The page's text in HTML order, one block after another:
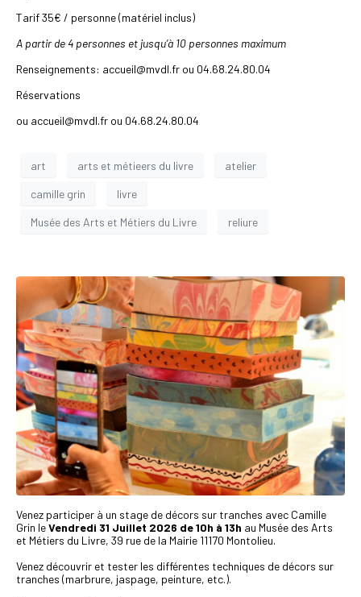
Tarif 35€ / personne (matériel inclus)
A partir de 4 personnes et jusqu’à 10 personnes maximum
Renseignements: accueil@mvdl.fr ou 04.68.24.80.04
Réservations
ou accueil@mvdl.fr ou 04.68.24.80.04
art arts et métieers du livre atelier
camille grin livre
Musée des Arts et Métiers du Livre reliure
Venez participer à un stage de décors sur tranches avec Camille
Grin leVendredi 31 Juillet 2026 de 10h à 13h au Musée des Arts
et Métiers du Livre, 39 rue de la Mairie 11170 Montolieu.
Venez découvrir et tester les différentes techniques de décors sur
tranches (marbrure, jaspage, peinture, etc.).